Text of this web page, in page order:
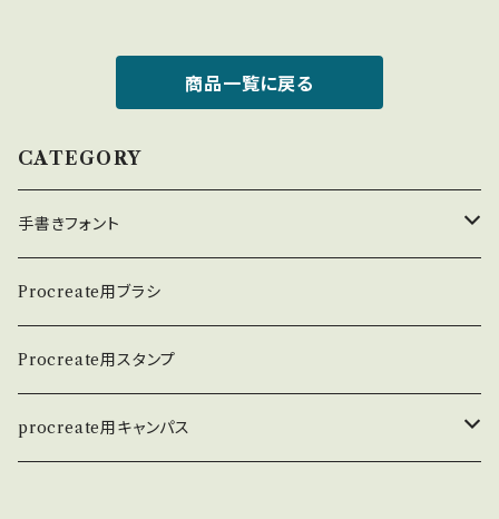
商品一覧に戻る
CATEGORY
手書きフォント
英数学フォント
日本語フォント
Procreate用ブラシ
Procreate用スタンプ
procreate用キャンパス